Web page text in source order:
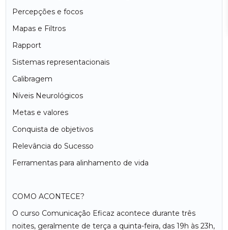
Percepções e focos
Mapas e Filtros
Rapport
Sistemas representacionais
Calibragem
Níveis Neurológicos
Metas e valores
Conquista de objetivos
Relevância do Sucesso
Ferramentas para alinhamento de vida
COMO ACONTECE?
O curso Comunicação Eficaz acontece durante três
noites, geralmente de terça a quinta-feira, das 19h às 23h,